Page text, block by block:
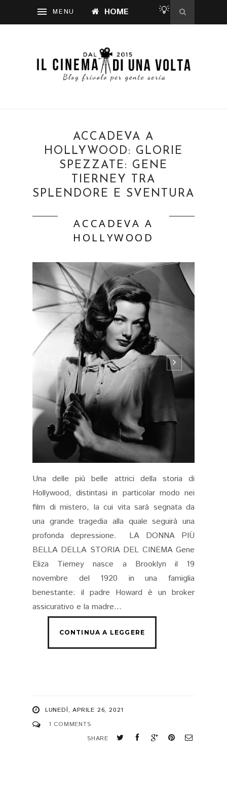
HOME 💡
ACCADEVA A
HOLLYWOOD: GLORIE
SPEZZATE: GENE
TIERNEY TRA
SPLENDORE E SVENTURA
ACCADEVA A
HOLLYWOOD
Una delle più belle attrici della storia di
Hollywood, distintasi in particolar modo nei
film di mistero, la cui vita sarà segnata da
una grande tragedia alla quale seguirà una
profonda depressione. LA DONNA PIÙ
BELLA DELLA STORIA DEL CINEMA Gene
Eliza Tierney nasce a Brooklyn il 19
novembre del 1920 in una famiglia
benestante: il padre Howard è un broker
assicurativo e la madre...
LUNEDÌ, APRILE 26, 2021
1 COMMENTS
SHARE